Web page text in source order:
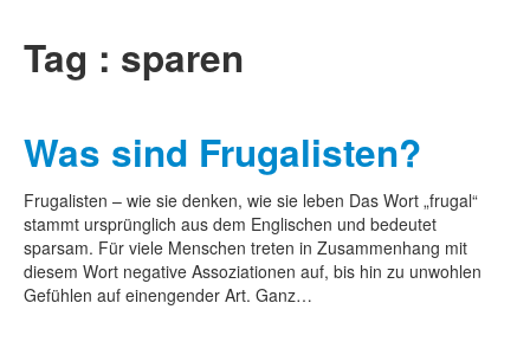
Tag : sparen
Was sind Frugalisten?
Frugalisten – wie sie denken, wie sie leben Das Wort „frugal“
stammt ursprünglich aus dem Englischen und bedeutet
sparsam. Für viele Menschen treten in Zusammenhang mit
diesem Wort negative Assoziationen auf, bis hin zu unwohlen
Gefühlen auf einengender Art. Ganz…